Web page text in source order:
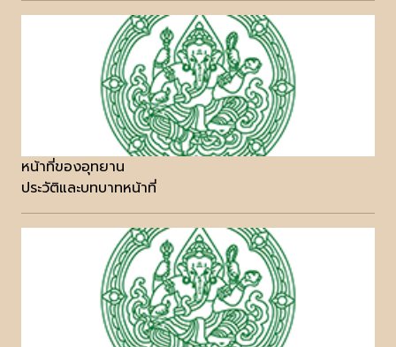
หน้าที่ของอุทยาน
ประวัติและบทบาทหน้าที่